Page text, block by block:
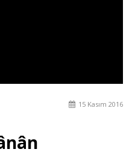
15 Kasım 2016